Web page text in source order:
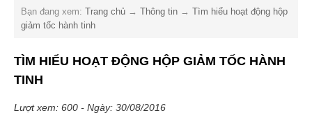
Bạn đang xem: Trang chủ → Thông tin → Tìm hiểu hoạt động hộp
giảm tốc hành tinh
TÌM HIỂU HOẠT ĐỘNG HỘP GIẢM TỐC HÀNH
TINH
Lượt xem: 600 - Ngày: 30/08/2016